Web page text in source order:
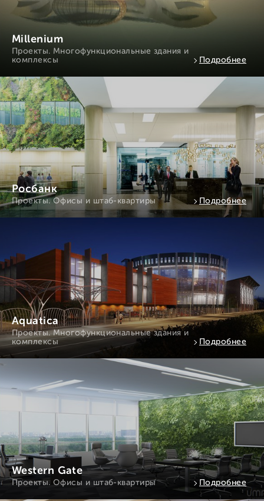
Millenium
Проекты. Многофункциональные здания и
комплексы
Подробнее
Росбанк
Проекты. Офисы и штаб-квартиры Подробнее
Aquatica
Проекты. Многофункциональные здания и
комплексы
Подробнее
Western Gate
Проекты. Офисы и штаб-квартиры Подробнее